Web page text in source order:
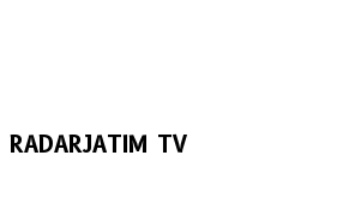
RADARJATIM TV